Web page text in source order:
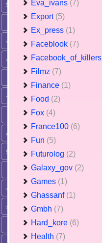
Eva_ivans (7)
Export (5)
Ex_press (1)
Faceblook (7)
Facebook_of_killers
Filmz (7)
Finance (1)
Food (2)
Fox (4)
France100 (6)
Fun (5)
Futurolog (2)
Galaxy_gov (2)
Games (1)
Ghassanf (1)
Gmbh (7)
Hard_kore (6)
Health (7)